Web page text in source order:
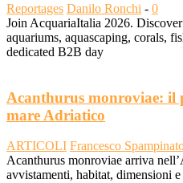
Reportages Danilo Ronchi - 0
Join AcquariaItalia 2026.
aquariums, aquascaping, corals,
dedicated B2B day
Acanthurus monroviae: il
mare Adriatico
ARTICOLI Francesco
Acanthurus monroviae arriva
avvistamenti, habitat, dimensioni